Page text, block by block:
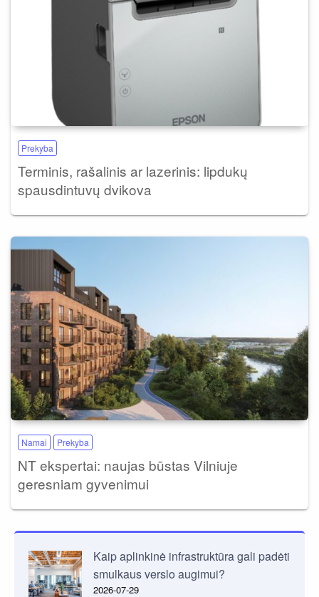
Prekyba
Terminis, rašalinis ar lazerinis: lipdukų
spausdintuvų dvikova
Namai Prekyba
NT ekspertai: naujas būstas Vilniuje
geresniam gyvenimui
Kaip aplinkinė infrastruktūra gali padėti
smulkaus verslo augimui?
2026-07-29